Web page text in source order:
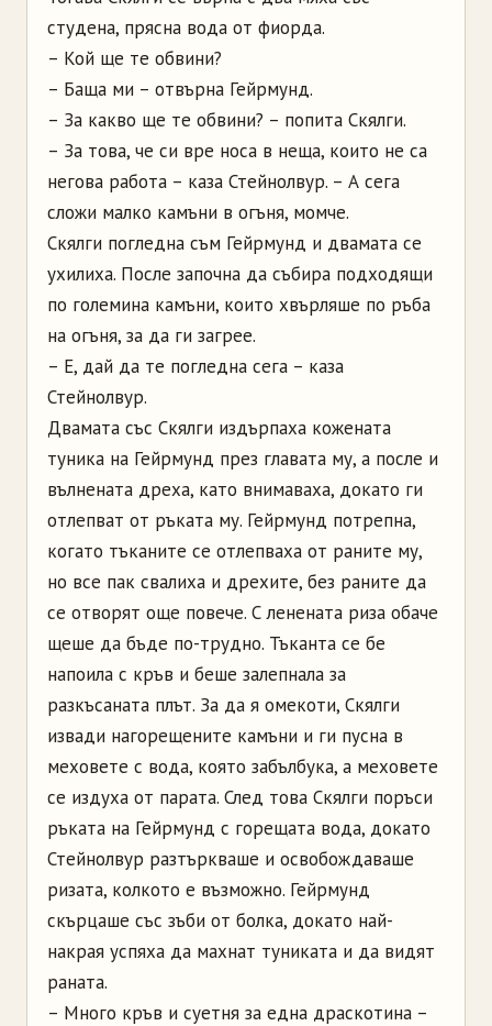
студена, прясна вода от фиорда.
– Кой ще те обвини?
– Баща ми – отвърна Гейрмунд.
– За какво ще те обвини? – попита Скялги.
– За това, че си вре носа в неща, които не са
негова работа – каза Стейнолвур. – А сега
сложи малко камъни в огъня, момче.
Скялги погледна съм Гейрмунд и двамата се
ухилиха. После започна да събира подходящи
по големина камъни, които хвърляше по ръба
на огъня, за да ги загрее.
– Е, дай да те погледна сега – каза
Стейнолвур.
Двамата със Скялги издърпаха кожената
туника на Гейрмунд през главата му, а после и
вълнената дреха, като внимаваха, докато ги
отлепват от ръката му. Гейрмунд потрепна,
когато тъканите се отлепваха от раните му,
но все пак свалиха и дрехите, без раните да
се отворят още повече. С ленената риза обаче
щеше да бъде по-трудно. Тъканта се бе
напоила с кръв и беше залепнала за
разкъсаната плът. За да я омекоти, Скялги
извади нагорещените камъни и ги пусна в
меховете с вода, която забълбука, а меховете
се издуха от парата. След това Скялги поръси
ръката на Гейрмунд с горещата вода, докато
Стейнолвур разтъркваше и освобождаваше
ризата, колкото е възможно. Гейрмунд
скърцаше със зъби от болка, докато най-
накрая успяха да махнат туниката и да видят
раната.
– Много кръв и суетня за една драскотина –